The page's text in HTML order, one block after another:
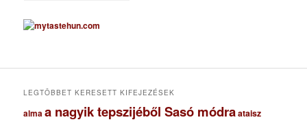
c
h
u
LEGTÖBBET KERESETT KIFEJEZÉSEK
almaa nagyik tepszijéből Sasó módraataisz